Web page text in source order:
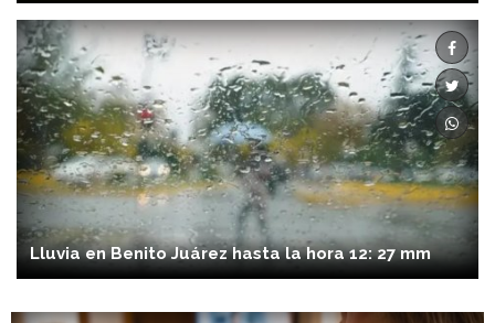
Lluvia en Benito Juárez hasta la hora 12: 27 mm